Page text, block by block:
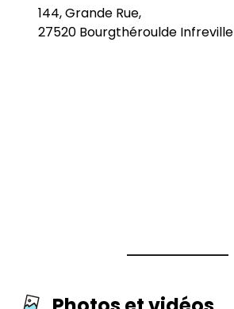
144, Grande Rue,
27520 Bourgthéroulde Infreville